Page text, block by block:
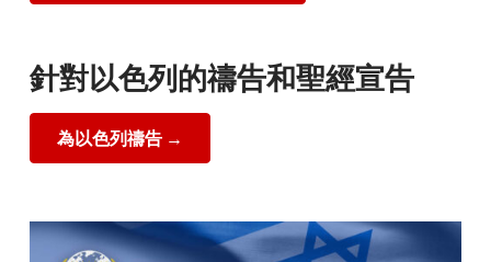
針對以色列的禱告和聖經宣告
為以色列禱告 →